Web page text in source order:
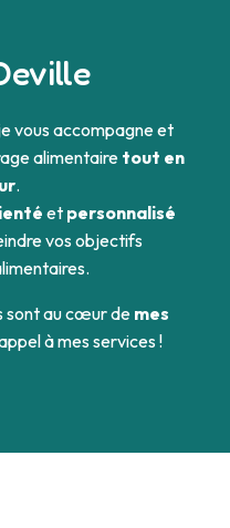
vous accompagne et
alimentaire tout en
.
et personnalisé
vos objectifs
sont au cœur de mes
à mes services !